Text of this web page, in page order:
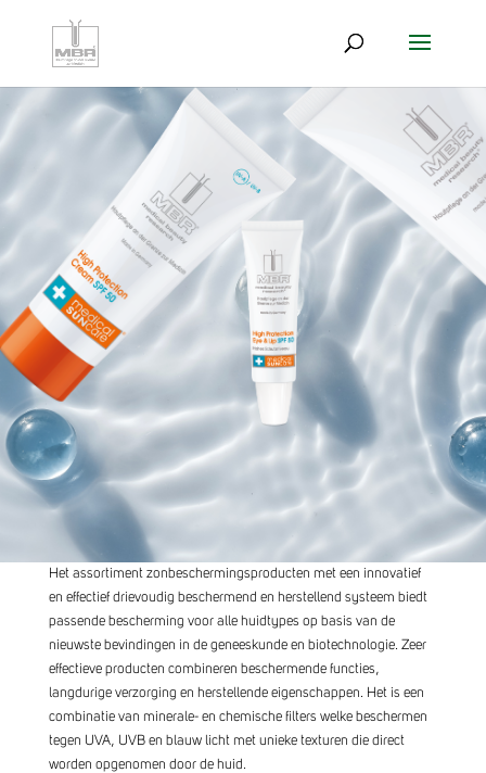
Het assortiment zonbeschermingsproducten met een innovatief
en effectief drievoudig beschermend en herstellend systeem biedt
passende bescherming voor alle huidtypes op basis van de
nieuwste bevindingen in de geneeskunde en biotechnologie. Zeer
effectieve producten combineren beschermende functies,
langdurige verzorging en herstellende eigenschappen. Het is een
combinatie van minerale- en chemische filters welke beschermen
tegen UVA, UVB en blauw licht met unieke texturen die direct
worden opgenomen door de huid.